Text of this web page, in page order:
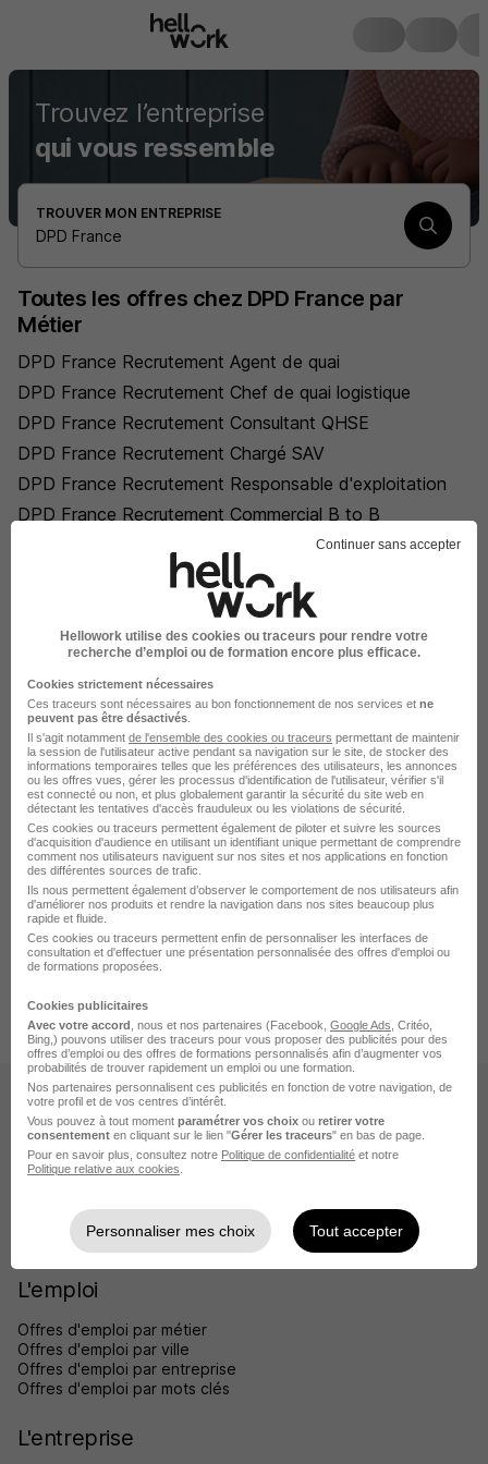
Trouvez l’entreprise
qui vous ressemble
TROUVER MON ENTREPRISE
DPD France
Toutes les offres chez DPD France par
Métier
DPD France Recrutement Agent de quai
DPD France Recrutement Chef de quai logistique
DPD France Recrutement Consultant QHSE
DPD France Recrutement Chargé SAV
DPD France Recrutement Responsable d'exploitation
DPD France Recrutement Commercial B to B
DPD France Recrutement Gestionnaire de stock
DPD France Recrutement Chauffeur-livreur
DPD France Recrutement Coordinateur de service
clients
DPD France Recrutement Agent d'exploitation
DPD France Recrutement Assistant commercial
DPD France Recrutement Technicien informatique
DPD France Recrutement Assistant transport
DPD France Recrutement Chef d'agence
DPD France Recrutement Assistant logistique
DPD France Recrutement Chargé de recrutement
Accueil Entreprise
Associations Catégorie
Les sites
HelloCV
Helloworkplace
BDM
Maformation
Diplomeo
L'emploi
Offres d'emploi par métier
Offres d'emploi par ville
Offres d'emploi par entreprise
Offres d'emploi par mots clés
L'entreprise
Continuer sans accepter
Hellowork utilise des cookies ou traceurs pour rendre votre
recherche d’emploi ou de formation encore plus efficace.
Cookies strictement nécessaires
Ces traceurs sont nécessaires au bon fonctionnement de nos services et ne
peuvent pas être désactivés
Il s'agit notamment de l'ensemble des cookies ou traceurs permettant de maintenir
la session de l'utilisateur active pendant sa navigation sur le site, de stocker des
informations temporaires telles que les préférences des utilisateurs, les annonces
ou les offres vues, gérer les processus d'identification de l'utilisateur, vérifier s'il
est connecté ou non, et plus globalement garantir la sécurité du site web en
détectant les tentatives d'accès frauduleux ou les violations de sécurité.
Ces cookies ou traceurs permettent également de piloter et suivre les sources
d'acquisition d'audience en utilisant un identifiant unique permettant de comprendre
comment nos utilisateurs naviguent sur nos sites et nos applications en fonction
des différentes sources de trafic.
Ils nous permettent également d’observer le comportement de nos utilisateurs afin
d'améliorer nos produits et rendre la navigation dans nos sites beaucoup plus
rapide et fluide.
Ces cookies ou traceurs permettent enfin de personnaliser les interfaces de
consultation et d'effectuer une présentation personnalisée des offres d'emploi ou
de formations proposées.
Cookies publicitaires
Avec votre accord , nous et nos partenaires (Facebook, Google Ads , Critéo,
Bing,) pouvons utiliser des traceurs pour vous proposer des publicités pour des
offres d’emploi ou des offres de formations personnalisés afin d’augmenter vos
probabilités de trouver rapidement un emploi ou une formation.
Nos partenaires personnalisent ces publicités en fonction de votre navigation, de
votre profil et de vos centres d’intérêt.
Vous pouvez à tout moment paramétrer vos choix ou retirer votre
consentement en cliquant sur le lien "Gérer les traceurs" en bas de page.
Pour en savoir plus, consultez notre Politique de confidentialité et notre
Politique relative aux cookies
Personnaliser mes choix Tout accepter